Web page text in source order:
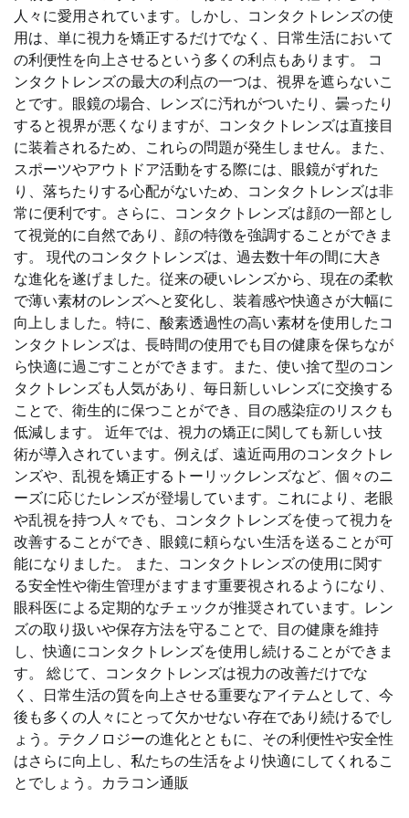
人々に愛用されています。しかし、コンタクトレンズの使
用は、単に視力を矯正するだけでなく、日常生活において
の利便性を向上させるという多くの利点もあります。 コ
ンタクトレンズの最大の利点の一つは、視界を遮らないこ
とです。眼鏡の場合、レンズに汚れがついたり、曇ったり
すると視界が悪くなりますが、コンタクトレンズは直接目
に装着されるため、これらの問題が発生しません。また、
スポーツやアウトドア活動をする際には、眼鏡がずれた
り、落ちたりする心配がないため、コンタクトレンズは非
常に便利です。さらに、コンタクトレンズは顔の一部とし
て視覚的に自然であり、顔の特徴を強調することができま
す。 現代のコンタクトレンズは、過去数十年の間に大き
な進化を遂げました。従来の硬いレンズから、現在の柔軟
で薄い素材のレンズへと変化し、装着感や快適さが大幅に
向上しました。特に、酸素透過性の高い素材を使用したコ
ンタクトレンズは、長時間の使用でも目の健康を保ちなが
ら快適に過ごすことができます。また、使い捨て型のコン
タクトレンズも人気があり、毎日新しいレンズに交換する
ことで、衛生的に保つことができ、目の感染症のリスクも
低減します。 近年では、視力の矯正に関しても新しい技
術が導入されています。例えば、遠近両用のコンタクトレ
ンズや、乱視を矯正するトーリックレンズなど、個々のニ
ーズに応じたレンズが登場しています。これにより、老眼
や乱視を持つ人々でも、コンタクトレンズを使って視力を
改善することができ、眼鏡に頼らない生活を送ることが可
能になりました。 また、コンタクトレンズの使用に関す
る安全性や衛生管理がますます重要視されるようになり、
眼科医による定期的なチェックが推奨されています。レン
ズの取り扱いや保存方法を守ることで、目の健康を維持
し、快適にコンタクトレンズを使用し続けることができま
す。 総じて、コンタクトレンズは視力の改善だけでな
く、日常生活の質を向上させる重要なアイテムとして、今
後も多くの人々にとって欠かせない存在であり続けるでし
ょう。テクノロジーの進化とともに、その利便性や安全性
はさらに向上し、私たちの生活をより快適にしてくれるこ
とでしょう。カラコン通販